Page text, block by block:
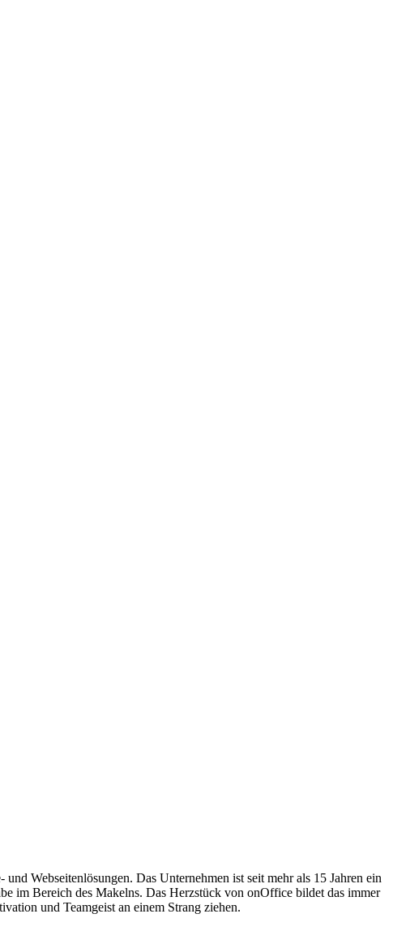
Webseitenlösungen. Das Unternehmen ist seit mehr als 15 Jahren ein
im Bereich des Makelns. Das Herzstück von onOffice bildet das immer
und Teamgeist an einem Strang ziehen.